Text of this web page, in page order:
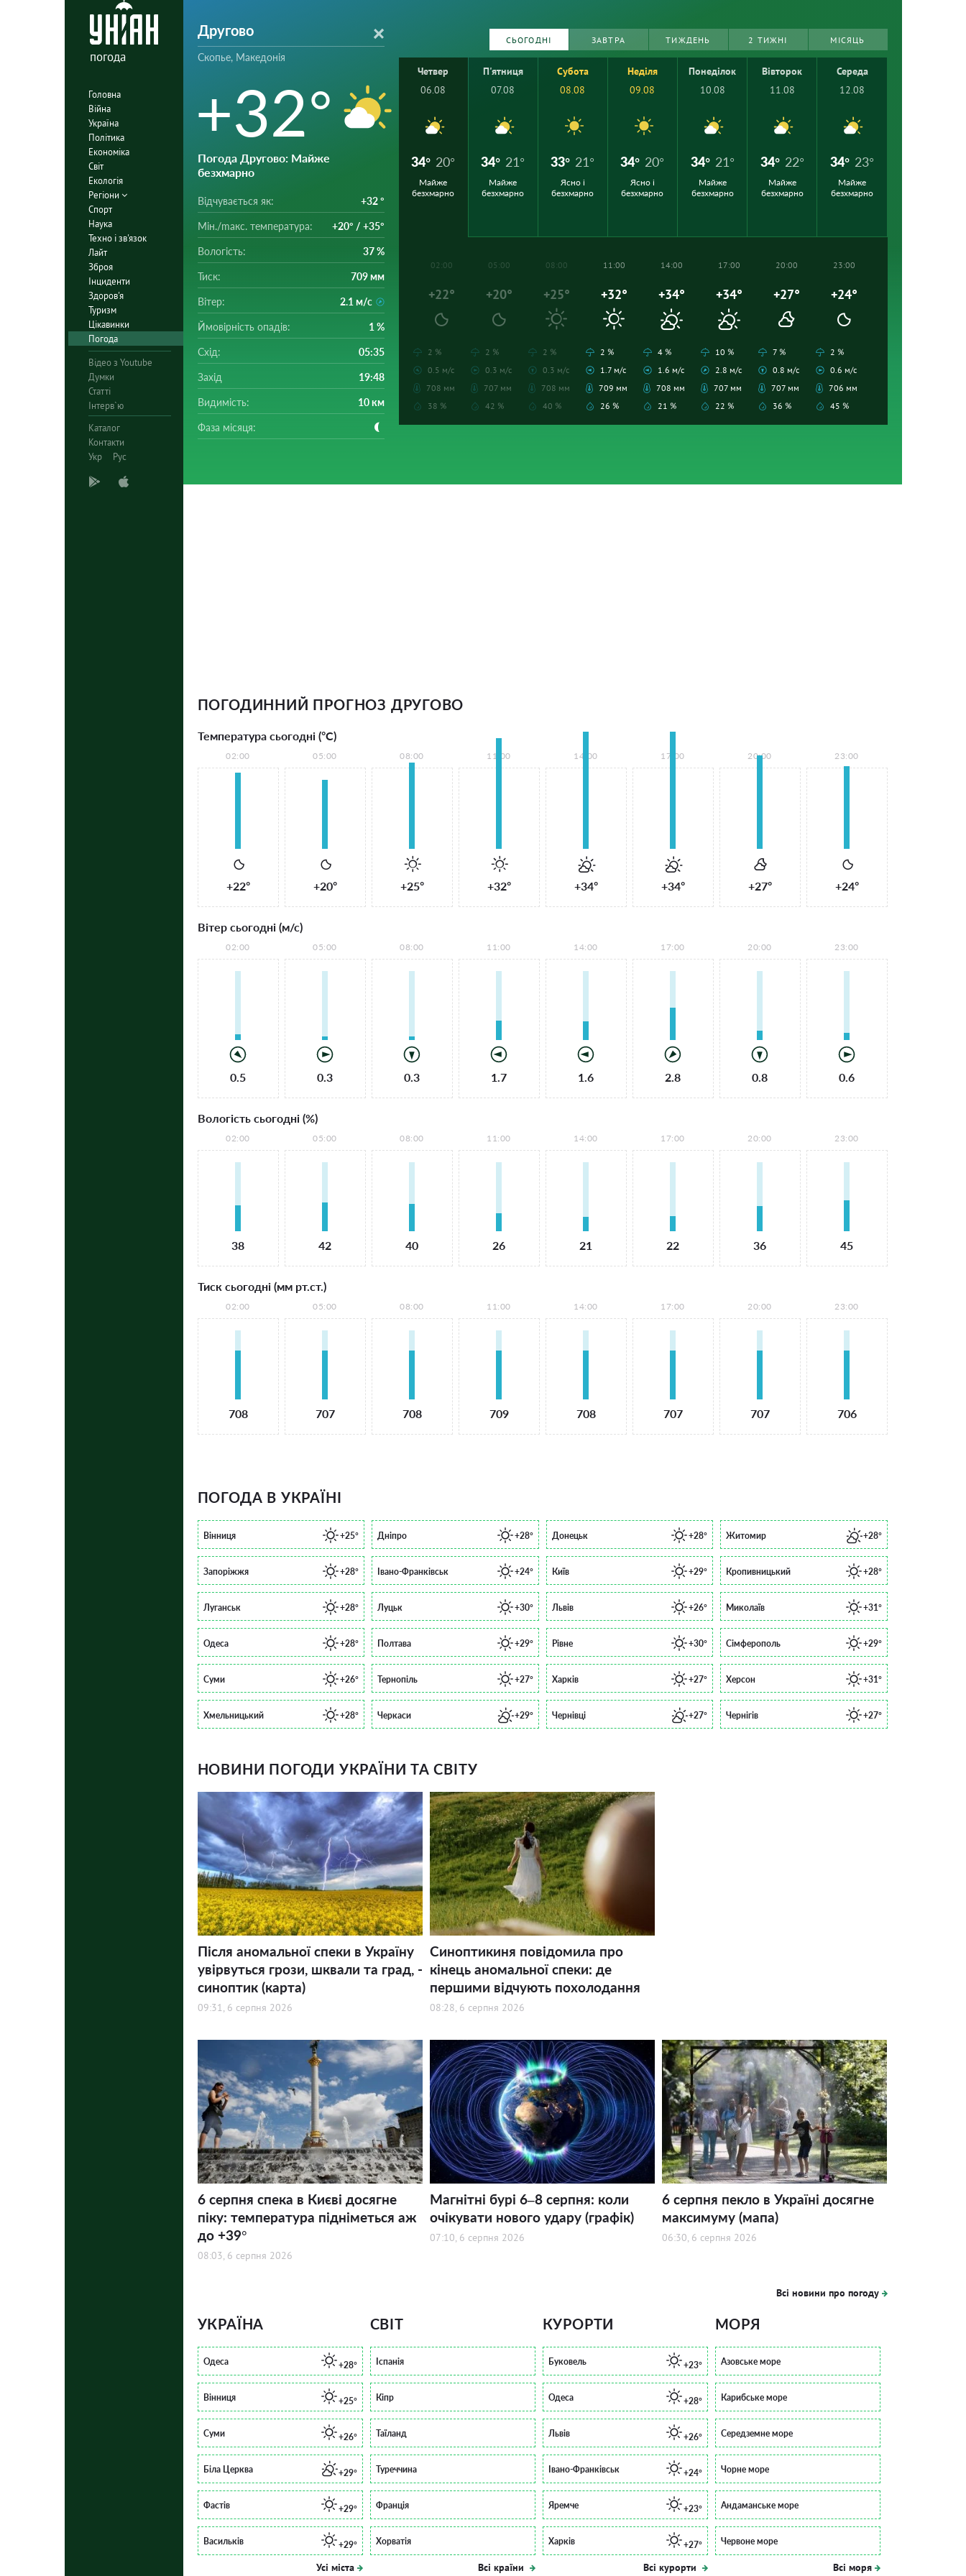
погода
Головна
Війна
Україна
Політика
Економіка
Світ
Екологія
Регіони
Спорт
Наука
Техно і зв'язок
Лайт
Зброя
Інциденти
Здоров'я
Туризм
Цікавинки
Погода
Відео з Youtube
Думки
Статті
Інтерв`ю
Каталог
Контакти
Укр
Рус
Другово
Скопье, Македонія
+32°
Погода Другово: Майже
безхмарно
Відчувається як: +32 °
Мін./mакс. температура: +20° / +35°
Вологість: 37 %
Тиск: 709 мм
Вітер: 2.1 м/с
Ймовірність опадів: 1 %
Схід: 05:35
Захід 19:48
Видимість: 10 км
Фаза місяця:
СЬОГОДНІ ЗАВТРА ТИЖДЕНЬ 2 ТИЖНІ МІСЯЦЬ
Четвер
06.08
34° 20°
Майже
безхмарно
П'ятниця
07.08
34° 21°
Майже
безхмарно
Субота
08.08
33° 21°
Ясно і
безхмарно
Неділя
09.08
34° 20°
Ясно і
безхмарно
Понеділок
10.08
34° 21°
Майже
безхмарно
Вівторок
11.08
34° 22°
Майже
безхмарно
Середа
12.08
34° 23°
Майже
безхмарно
02:00
+22°
2 %
0.5 м/с
708 мм
38 %
05:00
+20°
2 %
0.3 м/с
707 мм
42 %
08:00
+25°
2 %
0.3 м/с
708 мм
40 %
11:00
+32°
2 %
1.7 м/с
709 мм
26 %
14:00
+34°
4 %
1.6 м/с
708 мм
21 %
17:00
+34°
10 %
2.8 м/с
707 мм
22 %
20:00
+27°
7 %
0.8 м/с
707 мм
36 %
23:00
+24°
2 %
0.6 м/с
706 мм
45 %
ПОГОДИННИЙ ПРОГНОЗ ДРУГОВО
Температура сьогодні (°С)
02:00
+22°
05:00
+20°
08:00
+25°
11:00
+32°
14:00
+34°
17:00
+34°
20:00
+27°
23:00
+24°
Вітер сьогодні (м/с)
02:00
0.5
05:00
0.3
08:00
0.3
11:00
1.7
14:00
1.6
17:00
2.8
20:00
0.8
23:00
0.6
Вологість сьогодні (%)
02:00
38
05:00
42
08:00
40
11:00
26
14:00
21
17:00
22
20:00
36
23:00
45
Тиск сьогодні (мм рт.ст.)
02:00
708
05:00
707
08:00
708
11:00
709
14:00
708
17:00
707
20:00
707
23:00
706
ПОГОДА В УКРАЇНІ
Вінниця +25° Дніпро +28° Донецьк +28° Житомир +28°
Запоріжжя +28° Івано-Франківськ +24° Київ +29° Кропивницький +28°
Луганськ +28° Луцьк +30° Львів +26° Миколаїв +31°
Одеса +28° Полтава +29° Рівне +30° Сімферополь +29°
Суми +26° Тернопіль +27° Харків +27° Херсон +31°
Хмельницький +28° Черкаси +29° Чернівці +27° Чернігів +27°
НОВИНИ ПОГОДИ УКРАЇНИ ТА СВІТУ
Після аномальної спеки в Україну
увірвуться грози, шквали та град, -
синоптик (карта)
09:31, 6 серпня 2026
Синоптикиня повідомила про
кінець аномальної спеки: де
першими відчують похолодання
08:28, 6 серпня 2026
6 серпня спека в Києві досягне
піку: температура підніметься аж
до +39°
08:03, 6 серпня 2026
Магнітні бурі 6–8 серпня: коли
очікувати нового удару (графік)
07:10, 6 серпня 2026
6 серпня пекло в Україні досягне
максимуму (мапа)
06:30, 6 серпня 2026
Всі новини про погоду
УКРАЇНА
Одеса +28°
Вінниця +25°
Суми +26°
Біла Церква +29°
Фастів +29°
Васильків +29°
Усі міста
СВІТ
Іспанія
Кіпр
Таїланд
Туреччина
Франція
Хорватія
Всі країни
КУРОРТИ
Буковель +23°
Одеса +28°
Львів +26°
Івано-Франківськ +24°
Яремче +23°
Харків +27°
Всі курорти
МОРЯ
Азовське море
Карибське море
Середземне море
Чорне море
Андаманське море
Червоне море
Всі моря